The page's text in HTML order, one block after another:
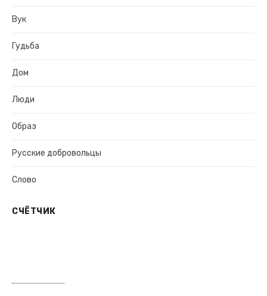
Вук
Гудьба
Дом
Люди
Образ
Русские добровольцы
Слово
СЧЁТЧИК